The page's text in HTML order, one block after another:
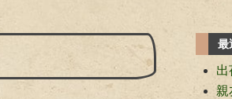
最
出
親